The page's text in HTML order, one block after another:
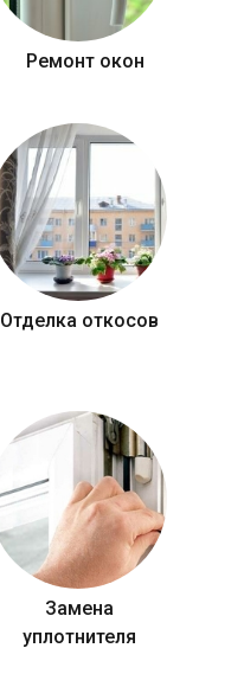
Ремонт окон
Отделка откосов
Замена
уплотнителя